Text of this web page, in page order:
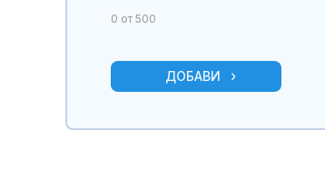
0 от 500
ДОБАВИ